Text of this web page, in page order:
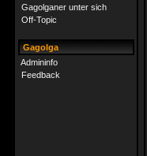
Gagolganer unter sich
Off-Topic
Gagolga
Admininfo
Feedback